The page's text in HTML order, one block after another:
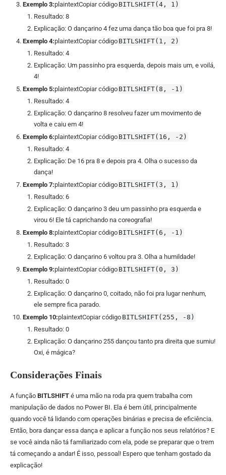
Exemplo 3:plaintextCopiar código BITLSHIFT(4, 1)
Resultado: 8
Explicação: O dançarino 4 fez uma dança tão boa que foi pra 8!
Exemplo 4:plaintextCopiar código BITLSHIFT(1, 2)
Resultado: 4
Explicação: Um passinho pra esquerda, depois mais um, e voilá,
4!
Exemplo 5:plaintextCopiar código BITLSHIFT(8, -1)
Resultado: 4
Explicação: O dançarino 8 resolveu fazer um movimento de
volta e caiu em 4!
Exemplo 6:plaintextCopiar código BITLSHIFT(16, -2)
Resultado: 4
Explicação: De 16 pra 8 e depois pra 4. Olha o sucesso da
dança!
Exemplo 7:plaintextCopiar código BITLSHIFT(3, 1)
Resultado: 6
Explicação: O dançarino 3 deu um passinho pra esquerda e
virou 6! Ele tá caprichando na coreografia!
Exemplo 8:plaintextCopiar código BITLSHIFT(6, -1)
Resultado: 3
Explicação: O dançarino 6 voltou pra 3. Olha a humildade!
Exemplo 9:plaintextCopiar código BITLSHIFT(0, 3)
Resultado: 0
Explicação: O dançarino 0, coitado, não foi pra lugar nenhum,
ele sempre fica parado.
Exemplo 10:plaintextCopiar código BITLSHIFT(255, -8)
Resultado: 0
Explicação: O dançarino 255 dançou tanto pra direita que sumiu!
Oxi, é mágica?
Considerações Finais
A função BITLSHIFT é uma mão na roda pra quem trabalha com
manipulação de dados no Power BI. Ela é bem útil, principalmente
quando você tá lidando com operações binárias e precisa de eficiência.
Então, bora dançar essa dança e aplicar a função nos seus relatórios? E
se você ainda não tá familiarizado com ela, pode se preparar que o trem
tá começando a andar! É isso, pessoal! Espero que tenham gostado da
explicação!